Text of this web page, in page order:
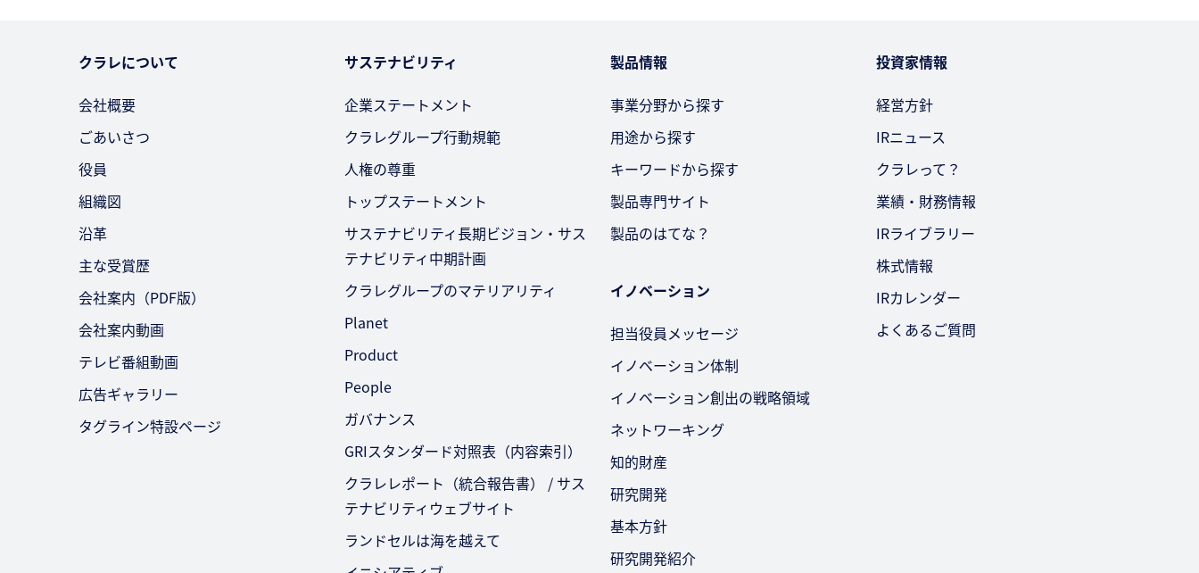
クラレについて
会社概要
ごあいさつ
役員
組織図
沿革
主な受賞歴
会社案内（PDF版）
会社案内動画
テレビ番組動画
広告ギャラリー
タグライン特設ページ
サステナビリティ
企業ステートメント
クラレグループ行動規範
人権の尊重
トップステートメント
サステナビリティ長期ビジョン・サス
テナビリティ中期計画
クラレグループのマテリアリティ
Planet
Product
People
ガバナンス
GRIスタンダード対照表（内容索引）
クラレレポート（統合報告書） / サス
テナビリティウェブサイト
ランドセルは海を越えて
製品情報
事業分野から探す
用途から探す
キーワードから探す
製品専門サイト
製品のはてな？
イノベーション
担当役員メッセージ
イノベーション体制
イノベーション創出の戦略領域
ネットワーキング
知的財産
研究開発
基本方針
研究開発紹介
投資家情報
経営方針
IRニュース
クラレって？
業績・財務情報
IRライブラリー
株式情報
IRカレンダー
よくあるご質問